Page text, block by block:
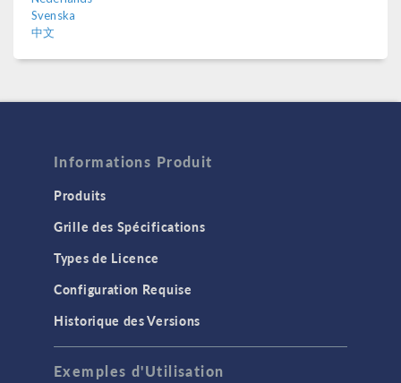
Svenska
中文
Informations Produit
Produits
Grille des Spécifications
Types de Licence
Configuration Requise
Historique des Versions
Exemples d'Utilisation